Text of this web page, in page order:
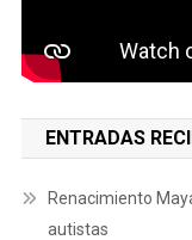
ENTRADAS
Renacimiento
autistas